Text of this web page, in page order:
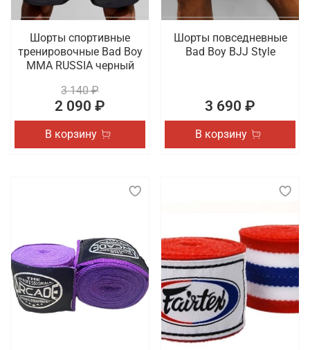
Шорты спортивные
тренировочные Bad Boy
MMA RUSSIA черный
3 140 ₽
2 090 ₽
В корзину
Шорты повседневные
Bad Boy BJJ Style
3 690 ₽
В корзину